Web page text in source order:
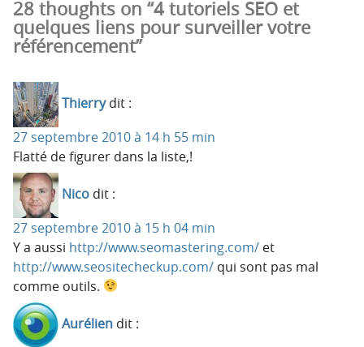
28 thoughts on “4 tutoriels SEO et
quelques liens pour surveiller votre
référencement”
Thierry dit :
27 septembre 2010 à 14 h 55 min
Flatté de figurer dans la liste,!
Nico dit :
27 septembre 2010 à 15 h 04 min
Y a aussi http://www.seomastering.com/ et
http://www.seositecheckup.com/ qui sont pas mal
comme outils.
Aurélien dit :